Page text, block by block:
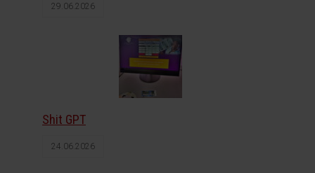
29.06.2026
Shit GPT
24.06.2026